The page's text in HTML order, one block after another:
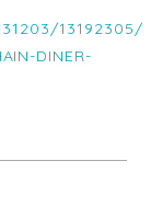
13192305/
DINER-